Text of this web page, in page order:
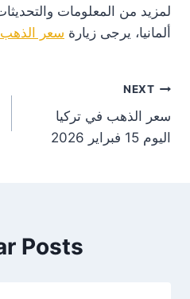
لمزيد من المعلومات
ألمانيا، يرجى زيارة سعر الذهب
NEXT
سعر الذهب في تركيا
اليوم 15 فبراير 2026
Posts